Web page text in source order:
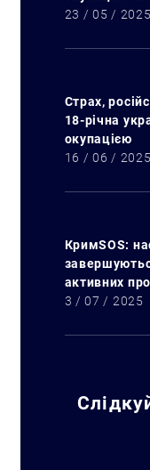
23 / 05 / 2025
Страх,
18-річна
окупацією
16 / 06 / 2025
КримSOS:
активних
3 / 07 / 2025